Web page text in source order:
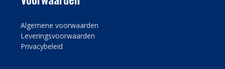
Algemene voorwaarden
Leveringsvoorwaarden
Privacybeleid